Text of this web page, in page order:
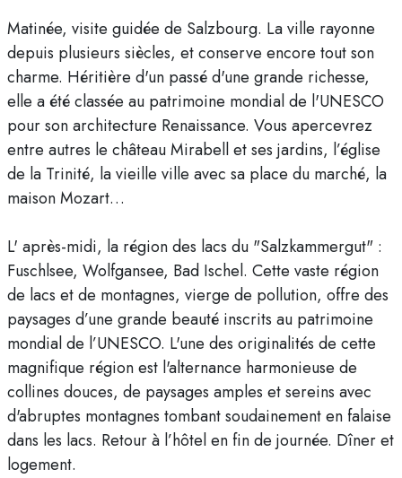
Matinée, visite guidée de Salzbourg. La ville rayonne
depuis plusieurs siècles, et conserve encore tout son
charme. Héritière d'un passé d'une grande richesse,
elle a été classée au patrimoine mondial de l'UNESCO
pour son architecture Renaissance. Vous apercevrez
entre autres le château Mirabell et ses jardins, l’église
de la Trinité, la vieille ville avec sa place du marché, la
maison Mozart…
L' après-midi, la région des lacs du "Salzkammergut" :
Fuschlsee, Wolfgansee, Bad Ischel. Cette vaste région
de lacs et de montagnes, vierge de pollution, offre des
paysages d’une grande beauté inscrits au patrimoine
mondial de l’UNESCO. L'une des originalités de cette
magnifique région est l'alternance harmonieuse de
collines douces, de paysages amples et sereins avec
d'abruptes montagnes tombant soudainement en falaise
dans les lacs. Retour à l’hôtel en fin de journée. Dîner et
logement.